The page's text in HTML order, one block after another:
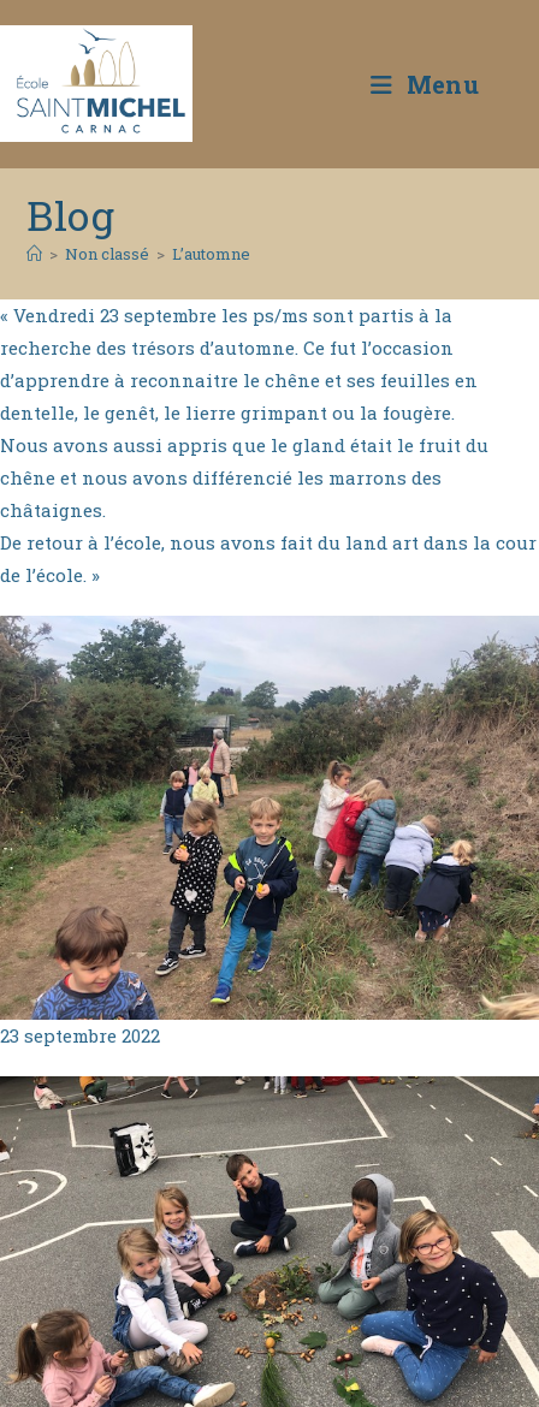
Menu
Blog
> Non classé > L’automne
« Vendredi 23 septembre les ps/ms sont partis à la
recherche des trésors d’automne. Ce fut l’occasion
d’apprendre à reconnaitre le chêne et ses feuilles en
dentelle, le genêt, le lierre grimpant ou la fougère.
Nous avons aussi appris que le gland était le fruit du
chêne et nous avons différencié les marrons des
châtaignes.
De retour à l’école, nous avons fait du land art dans la cour
de l’école. »
23 septembre 2022